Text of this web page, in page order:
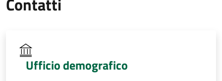
Ufficio demografico